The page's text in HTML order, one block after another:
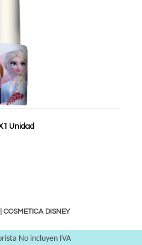
Unidad
COSMETICA DISNEY
No incluyen IVA